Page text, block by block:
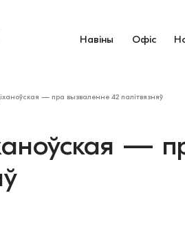
Навіны Офіс
— пра вызваленне 42 палітвязняў
—